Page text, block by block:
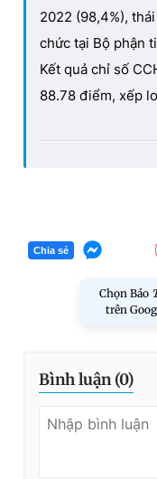
2022 (98,4%),
chức tại Bộ phận
Kết quả chỉ số
88.78 điểm, xếp
Chia sẻ
Chọn Báo
trên
Bình luận (0)